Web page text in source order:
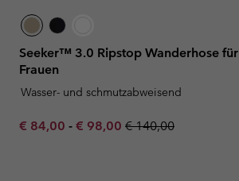
Seeker™ 3.0 Ripstop Wanderhose für
Frauen
Wasser- und schmutzabweisend
Minimum sale price:
€ 84,00 - Maximum sale price:
€ 98,00 Regular price:
€ 140,00